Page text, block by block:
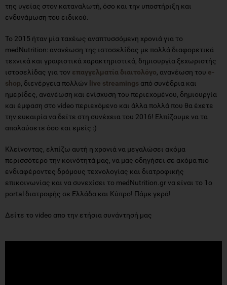
της υγείας στον καταναλωτή, όσο και την υποστήριξη και
ενδυνάμωση του ειδικού.
Το 2015 ήταν μία ταχέως αναπτυσσόμενη χρονιά για το
medNutrition: ανανέωση της ιστοσελίδας με πολλά διαφορετικά
τεχνικά και γραφιστικά χαρακτηριστικά, δημιουργία ξεχωριστής
ιστοσελίδας για τον επαγγελματία διαιτολόγο, ανανέωση του e-
shop, διενέργεια πολλών live streamings από συνέδρια και
ημερίδες, ανανέωση και ενίσχυση του περιεχομένου, δημιουργία
και έμφαση στο video περιεχόμενο και άλλα πολλά που θα έχετε
την ευκαιρία να δείτε στη συνέχεια του 2016! Ελπίζουμε να τα
απολαύσετε όσο και εμείς :)
Κλείνοντας, ελπίζω αυτή η χρονιά να μεγαλώσει ακόμα
περισσότερο την κοινότητά μας, να μας οδηγήσει σε ακόμα πιο
ενδιαφέροντες δρόμους τεχνολογίας και διατροφικής
επικοινωνίας και να συνεχίσει το medNutrition.gr να είναι το 1ο
portal διατροφής σε Ελλάδα και Κύπρο! Πάμε γερά!
Δείτε το video απο την ετήσια συνάντησή μας